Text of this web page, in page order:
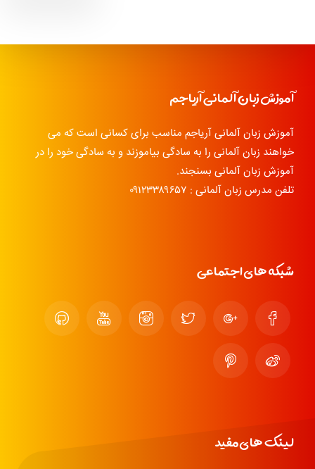
آموزش زبان آلمانی آریاجم
آموزش زبان آلمانی آریاجم مناسب برای کسانی است که می
خواهند زبان آلمانی را به سادگی بیاموزند و به سادگی خود را در
آموزش زبان آلمانی بسنجند.
تلفن مدرس زبان آلمانی : ۰۹۱۲۳۳۸۹۶۵۷
شبکه های اجتماعی
لینک های مفید